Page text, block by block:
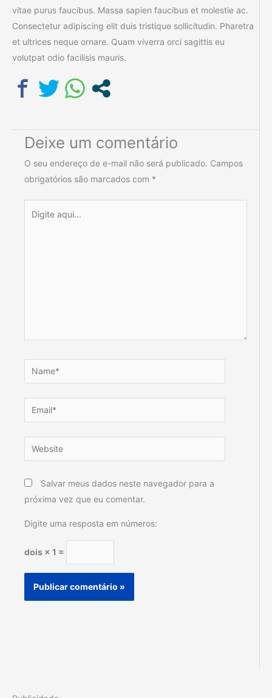
vitae purus faucibus. Massa sapien faucibus et molestie ac.
Consectetur adipiscing elit duis tristique sollicitudin. Pharetra
et ultrices neque ornare. Quam viverra orci sagittis eu
volutpat odio facilisis mauris.
Deixe um comentário
O seu endereço de e-mail não será publicado. Campos
obrigatórios são marcados com *
aqui...
Name*
Email*
Website
Salvar meus dados neste navegador para a
próxima vez que eu comentar.
Digite uma resposta em números:
dois × 1 =